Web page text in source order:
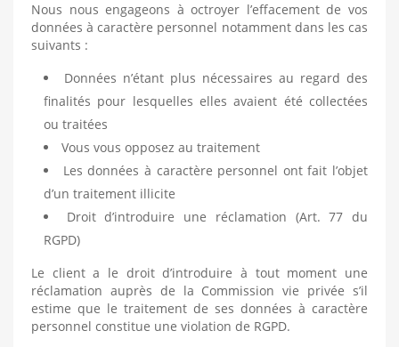
Nous nous engageons à octroyer l’effacement de vos
données à caractère personnel notamment dans les cas
suivants :
Données n’étant plus nécessaires au regard des
finalités pour lesquelles elles avaient été collectées
ou traitées
Vous vous opposez au traitement
Les données à caractère personnel ont fait l’objet
d’un traitement illicite
Droit d’introduire une réclamation (Art. 77 du
RGPD)
Le client a le droit d’introduire à tout moment une
réclamation auprès de la Commission vie privée s’il
estime que le traitement de ses données à caractère
personnel constitue une violation de RGPD.